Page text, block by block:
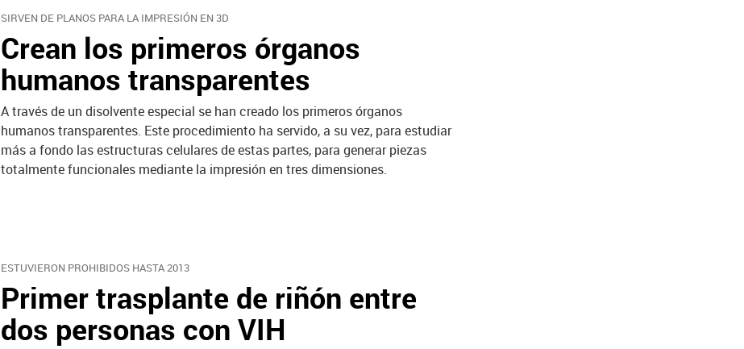
SIRVEN DE PLANOS PARA LA IMPRESIÓN EN 3D
Crean los primeros órganos
humanos transparentes
A través de un disolvente especial se han creado los primeros órganos
humanos transparentes. Este procedimiento ha servido, a su vez, para estudiar
más a fondo las estructuras celulares de estas partes, para generar piezas
totalmente funcionales mediante la impresión en tres dimensiones.
ESTUVIERON PROHIBIDOS HASTA 2013
Primer trasplante de riñón entre
dos personas con VIH